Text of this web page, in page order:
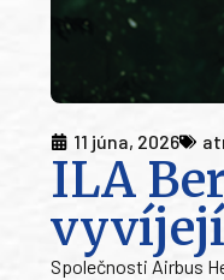
11 júna, 2026
ILA
Společnosti Airbus